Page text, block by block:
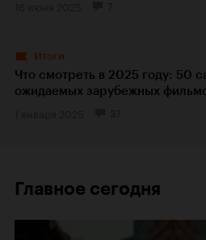
Итоги
Что смотреть в 2025 году: 50
ожидаемых зарубежных
Главное сегодня